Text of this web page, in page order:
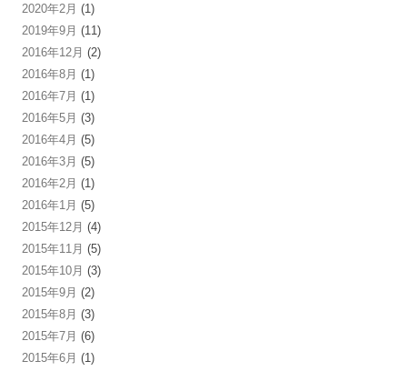
2020年2月 (1)
2019年9月 (11)
2016年12月 (2)
2016年8月 (1)
2016年7月 (1)
2016年5月 (3)
2016年4月 (5)
2016年3月 (5)
2016年2月 (1)
2016年1月 (5)
2015年12月 (4)
2015年11月 (5)
2015年10月 (3)
2015年9月 (2)
2015年8月 (3)
2015年7月 (6)
2015年6月 (1)